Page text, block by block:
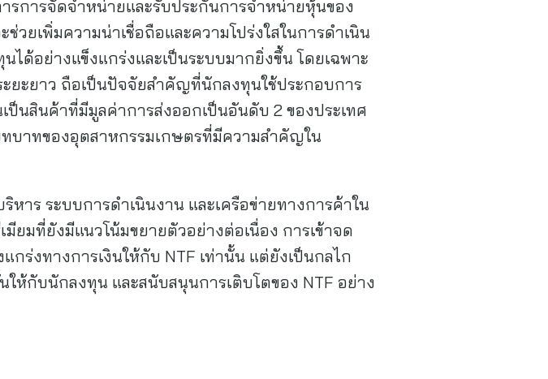
รการจัดจำหน่ายและรับประกันการจำหน่ายหุ้นของ
วยเพิ่มความน่าเชื่อถือและความโปร่งใสในการดำเนิน
ได้อย่างแข็งแกร่งและเป็นระบบมากยิ่งขึ้น โดยเฉพาะ
ยะยาว ถือเป็นปัจจัยสำคัญที่นักลงทุนใช้ประกอบการ
นสินค้าที่มีมูลค่าการส่งออกเป็นอันดับ 2 ของประเทศ
บาทของอุตสาหกรรมเกษตรที่มีความสำคัญใน
ร ระบบการดำเนินงาน และเครือข่ายทางการค้าใน
ยมที่ยังมีแนวโน้มขยายตัวอย่างต่อเนื่อง การเข้าจด
กร่งทางการเงินให้กับ NTF เท่านั้น แต่ยังเป็นกลไก
ห้กับนักลงทุน และสนับสนุนการเติบโตของ NTF อย่าง